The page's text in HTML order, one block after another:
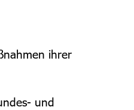
ihrer
und